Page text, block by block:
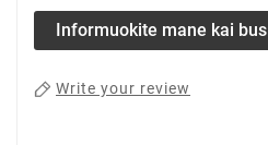
Informuokite mane kai bus
Write your review